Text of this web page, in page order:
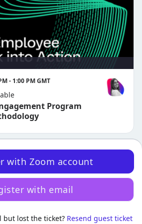
to Build and Configure an
Manager Assist
.
with Zoom account
with email
but lost the ticket? Resend guest ticket
- 1:00 PM GMT
Program
Camila Ruiz
Events Privacy Statement· Report this event